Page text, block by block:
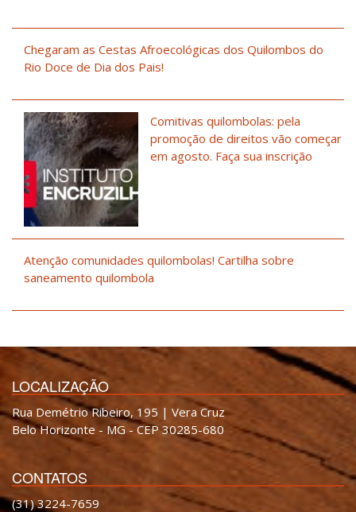
Chegaram as Cestas Afroecológicas dos Quilombos do
Rio Doce de Dia dos Pais!
Comitivas quilombolas: pela
promoção de direitos vão começar
em agosto. Faça sua inscrição
Atenção comunidades quilombolas! Cartilha sobre
saneamento quilombola
LOCALIZAÇÃO
Rua Demétrio Ribeiro, 195 | Vera Cruz
Belo Horizonte - MG - CEP 30285-680
CONTATOS
(31) 3224-7659